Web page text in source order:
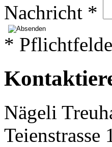
Nachricht *
*
Nägeli
Teienstrasse